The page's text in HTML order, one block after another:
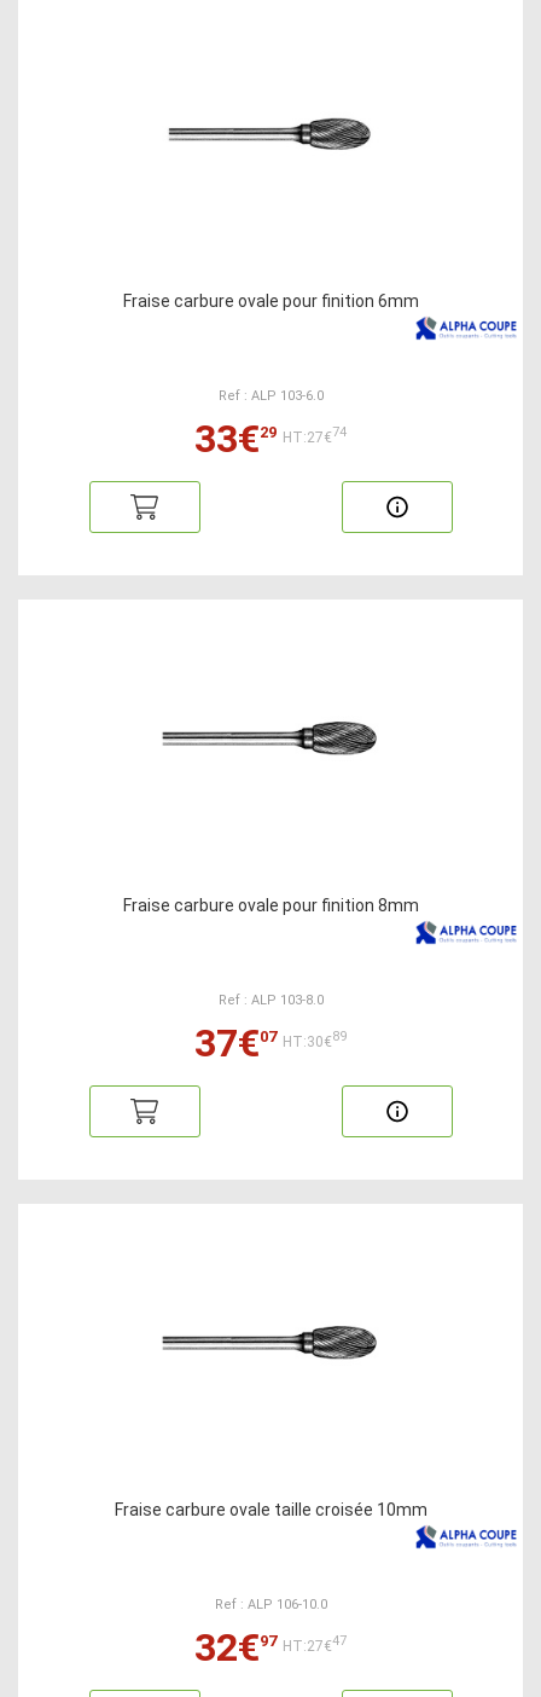
Fraise carbure ovale pour finition 6mm
Ref : ALP 103-6.0
33€29 HT:27€74
Fraise carbure ovale pour finition 8mm
Ref : ALP 103-8.0
37€07 HT:30€89
Fraise carbure ovale taille croisée 10mm
Ref : ALP 106-10.0
32€97 HT:27€47